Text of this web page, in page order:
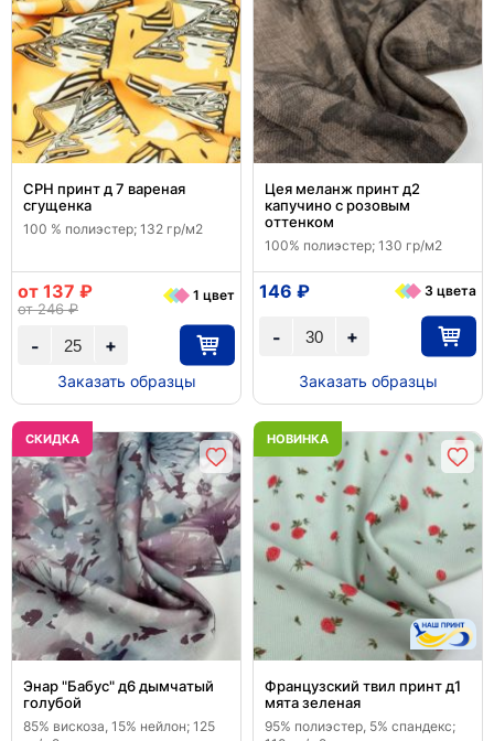
CPH принт д 7 вареная
сгущенка
100 % полиэстер; 132 гр/м2
+
-
от 137 ₽
от 246 ₽
1 цвет
Заказать образцы
Цея меланж принт д2
капучино с розовым
оттенком
100% полиэстер; 130 гр/м2
+
-
146 ₽ 3 цвета
Заказать образцы
CКИДКА
Энар "Бабус" д6 дымчатый
голубой
85% вискоза, 15% нейлон; 125
НОВИНКА
Французский твил принт д1
мята зеленая
95% полиэстер, 5% спандекс;